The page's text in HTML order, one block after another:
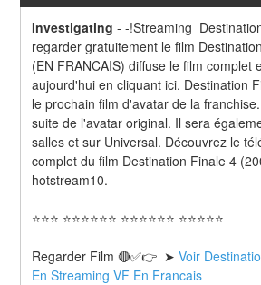
Investigating --!Streaming
regarder gratuitement le film
(EN FRANCAIS) diffuse le film complet
aujourd'hui en cliquant ici. Destination
le prochain film d'avatar de la
suite de l'avatar original. Il sera
salles et sur Universal. Découvrez le
complet du film Destination Finale 4
hotstream10.
⭐⭐⭐ ⭐⭐⭐⭐⭐⭐ ⭐⭐⭐⭐⭐⭐ ⭐⭐⭐⭐⭐
Regarder Film 🔴✅👉  ➤ Voir
En Streaming VF En Francais